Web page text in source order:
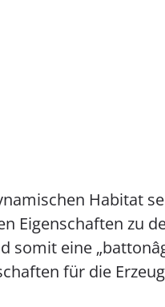
Habitat
Eigenschaften zu
somit eine
für die